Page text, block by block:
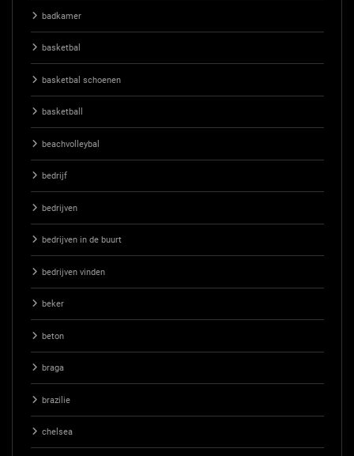
badkamer
basketbal
basketbal schoenen
basketball
beachvolleybal
bedrijf
bedrijven
bedrijven in de buurt
bedrijven vinden
beker
beton
braga
brazilie
chelsea